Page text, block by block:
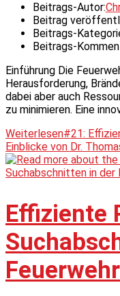
Beitrags-Autor:
Beitrag
Beitrags-
Beitrags-
Einführung Die
Herausforderung,
dabei aber auch
zu minimieren. Eine
Weiterlesen#21:
Einblicke von Dr.
Effiziente
Feuerwehr